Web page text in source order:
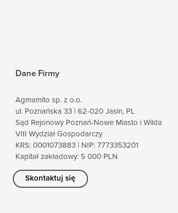
Dane Firmy
Agmamito sp. z o.o.
ul. Poznańska 33 | 62-020 Jasin, PL
Sąd Rejonowy Poznań-Nowe Miasto i Wilda
VIII Wydział Gospodarczy
KRS: 0001073883 | NIP: 7773353201
Kapitał zakładowy: 5 000 PLN
Skontaktuj się